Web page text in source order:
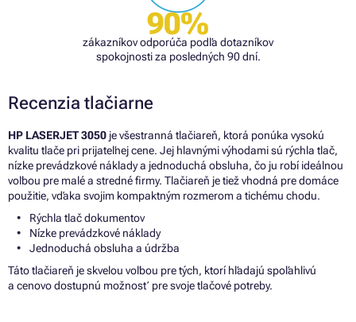
90%
zákazníkov odporúča podľa dotazníkov
spokojnosti za posledných 90 dní.
Recenzia tlačiarne
HP LASERJET 3050 je všestranná tlačiareň, ktorá ponúka vysokú
kvalitu tlače pri prijateľnej cene. Jej hlavnými výhodami sú rýchla tlač,
nízke prevádzkové náklady a jednoduchá obsluha, čo ju robí ideálnou
voľbou pre malé a stredné firmy. Tlačiareň je tiež vhodná pre domáce
použitie, vďaka svojim kompaktným rozmerom a tichému chodu.
Rýchla tlač dokumentov
Nízke prevádzkové náklady
Jednoduchá obsluha a údržba
Táto tlačiareň je skvelou voľbou pre tých, ktorí hľadajú spoľahlivú
a cenovo dostupnú možnosť pre svoje tlačové potreby.